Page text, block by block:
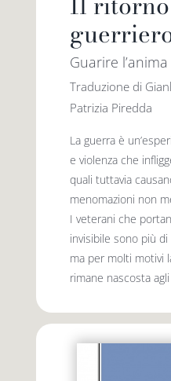
Guarire
Traduzione di
Patrizia Piredda
La guerra è
e violenza che
quali tuttavia
menomazioni non
I veterani che
invisibile sono più
ma per molti motivi
rimane nascosta